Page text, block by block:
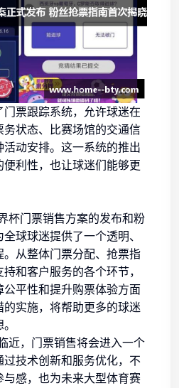
票跟踪系统，允许球迷在
状态、比赛场馆的交通信
动安排。这一系统的推出
利性，也让球迷们能够更
杯门票销售方案的发布和粉
球球迷提供了一个透明、
从整体门票分配、抢票指
和客户服务的各个环节，
平性和提升购票体验方面
实施，将帮助更多的球迷
近，门票销售将会进入一个
技术创新和服务优化，不
感，也为未来大型体育赛